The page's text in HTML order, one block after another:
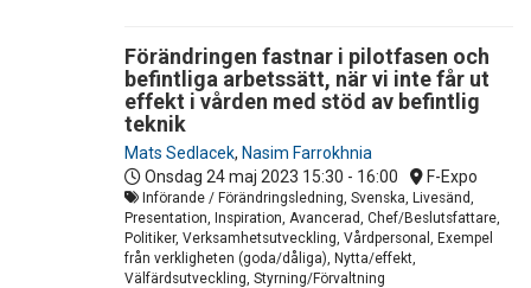
Förändringen fastnar i pilotfasen och
befintliga arbetssätt, när vi inte får ut
effekt i vården med stöd av befintlig
teknik
Mats Sedlacek, Nasim Farrokhnia
Onsdag 24 maj 2023 15:30 - 16:00 F-Expo
Införande / Förändringsledning, Svenska, Livesänd,
Presentation, Inspiration, Avancerad, Chef/Beslutsfattare,
Politiker, Verksamhetsutveckling, Vårdpersonal, Exempel
från verkligheten (goda/dåliga), Nytta/effekt,
Välfärdsutveckling, Styrning/Förvaltning